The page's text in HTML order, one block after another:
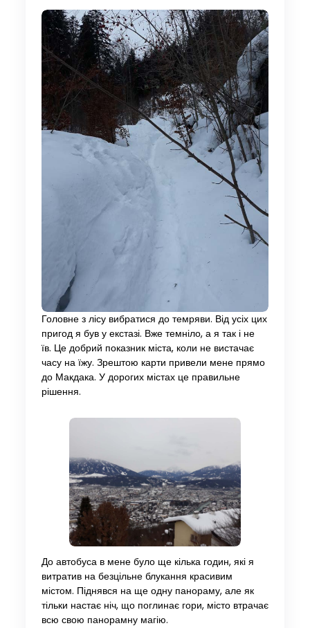
Головне з лісу вибратися до темряви. Від усіх цих
пригод я був у екстазі. Вже темніло, а я так і не
їв. Це добрий показник міста, коли не вистачає
часу на їжу. Зрештою карти привели мене прямо
до Макдака. У дорогих містах це правильне
рішення.
До автобуса в мене було ще кілька годин, які я
витратив на безцільне блукання красивим
містом. Піднявся на ще одну панораму, але як
тільки настає ніч, що поглинає гори, місто втрачає
всю свою панорамну магію.